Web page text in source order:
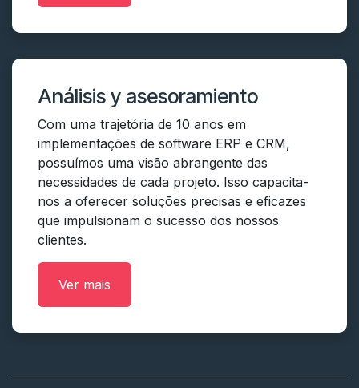
Análisis y asesoramiento
Com uma trajetória de 10 anos em
implementações de software ERP e CRM,
possuímos uma visão abrangente das
necessidades de cada projeto. Isso capacita-
nos a oferecer soluções precisas e eficazes
que impulsionam o sucesso dos nossos
clientes.
Ver mais